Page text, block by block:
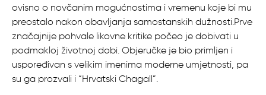
ovisno o novčanim mogućnostima i vremenu koje bi mu
preostalo nakon obavljanja samostanskih dužnosti.Prve
značajnije pohvale likovne kritike počeo je dobivati u
podmakloj životnoj dobi. Objeručke je bio primljen i
uspoređivan s velikim imenima moderne umjetnosti, pa
su ga prozvali i “Hrvatski Chagall”.